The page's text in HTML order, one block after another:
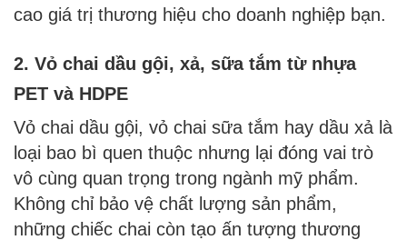
cao giá trị thương hiệu cho doanh nghiệp bạn.
2. Vỏ chai dầu gội, xả, sữa tắm từ nhựa
PET và HDPE
Vỏ chai dầu gội, vỏ chai sữa tắm hay dầu xả là
loại bao bì quen thuộc nhưng lại đóng vai trò
vô cùng quan trọng trong ngành mỹ phẩm.
Không chỉ bảo vệ chất lượng sản phẩm,
những chiếc chai còn tạo ấn tượng thương